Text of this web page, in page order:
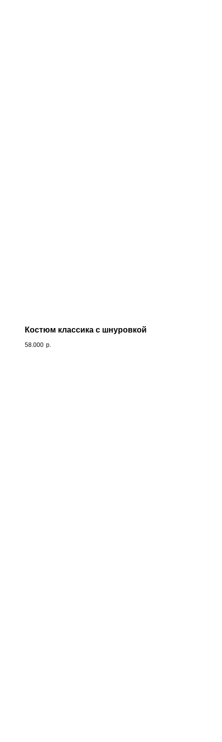
Костюм классика с шнуровкой
58.000 р.